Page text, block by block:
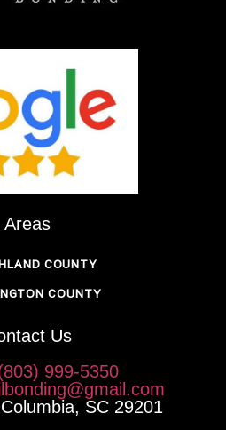
Areas
COUNTY
COUNTY
Us
999-5350
SC 29201